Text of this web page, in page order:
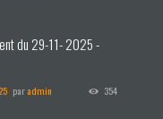
du 29-11- 2025 -
paradmin 354